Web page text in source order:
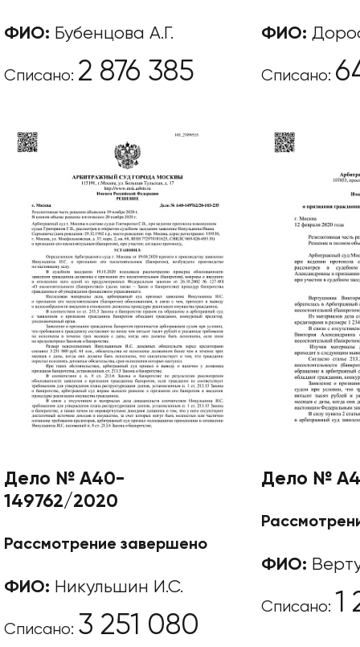
ФИО: Бубенцова А.Г.
Списано: 2 876 385
ФИО:
Списано:
Дело № А40-
149762/2020
Рассмотрение завершено
ФИО: Никульшин И.С.
Списано: 3 251 080
Дело №
ФИО:
Списано: 1